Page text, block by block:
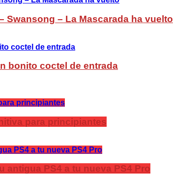
Swansong – La Mascarada ha vuelto
bonito coctel de entrada
para principiantes
antigua PS4 a tu nueva PS4 Pro